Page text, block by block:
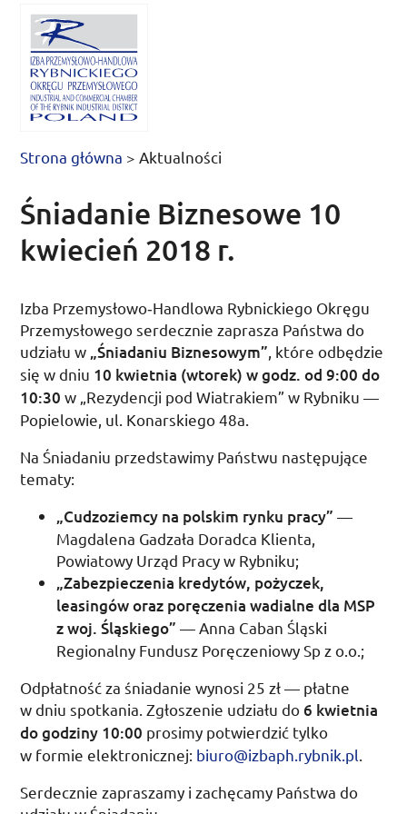
Strona główna > Aktualności
Śniadanie Biznesowe 10
kwiecień 2018 r.
Izba Przemysłowo­‑Handlowa Rybnickiego Okręgu
Przemysłowego serdecznie zaprasza Państwa do
udziału w „Śniadaniu Biznesowym” , które odbędzie
się w dniu 10 kwietnia (wtorek) wgodz. od 9:00 do
10:30 w „Rezydencji pod Wiatrakiem” w Rybniku —
Popielowie, ul. Konarskiego 48a.
Na Śniadaniu przedstawimy Państwu następujące
tematy:
„Cudzoziemcy na polskim rynku pracy” —
Magdalena Gadzała Doradca Klienta,
Powiatowy Urząd Pracy w Rybniku;
„Zabezpieczenia kredytów, pożyczek,
leasingów oraz poręczenia wadialne dla MSP
z woj. Śląskiego” — Anna Caban Śląski
Regionalny Fundusz Poręczeniowy Sp z o.o.;
Odpłatność za śniadanie wynosi 25zł— płatne
w dniu spotkania. Zgłoszenie udziału do 6 kwietnia
do godziny 10:00 prosimy potwierdzić tylko
w formie elektronicznej: biuro@izbaph.rybnik.pl
Serdecznie zapraszamy i zachęcamy Państwa do